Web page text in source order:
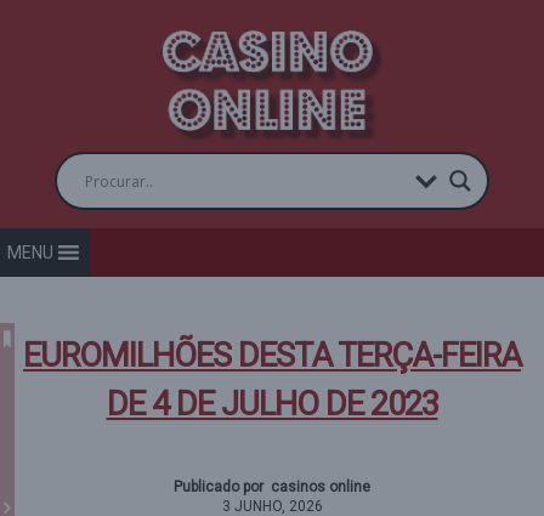
MENU
EUROMILHÕES DESTA TERÇA-FEIRA
DE 4 DE JULHO DE 2023
Publicado por casinos online
3 JUNHO, 2026